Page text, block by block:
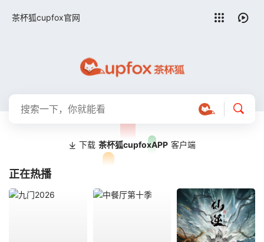
茶杯狐cupfox官网
下载 茶杯狐cupfoxAPP 客户端
正在热播